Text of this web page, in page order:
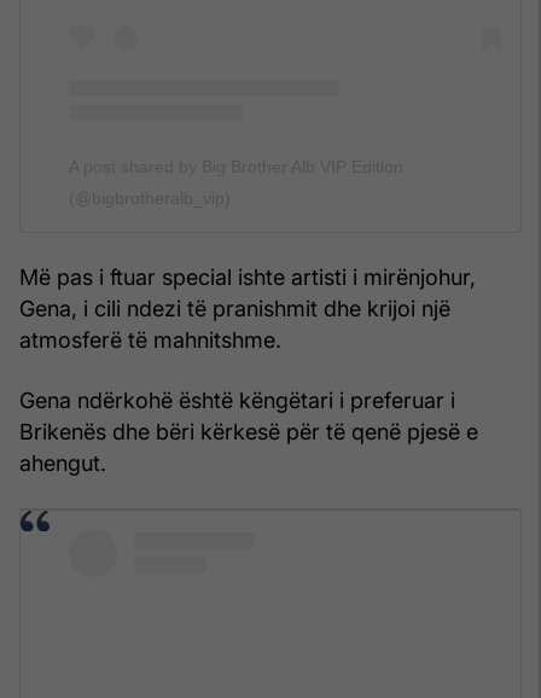
Më pas i ftuar special ishte artisti i mirënjohur,
Gena, i cili ndezi të pranishmit dhe krijoi një
atmosferë të mahnitshme.
Gena ndërkohë është këngëtari i preferuar i
Brikenës dhe bëri kërkesë për të qenë pjesë e
ahengut.